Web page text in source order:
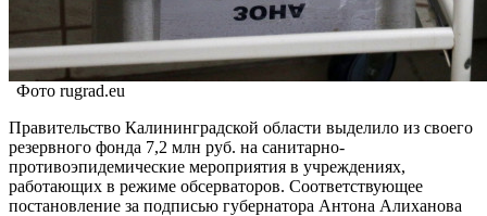
Фото rugrad.eu
Правительство Калининградской области выделило из своего
резервного фонда 7,2 млн руб. на санитарно-
противоэпидемические мероприятия в учреждениях,
работающих в режиме обсерваторов. Соответствующее
постановление за подписью губернатора Антона Алиханова